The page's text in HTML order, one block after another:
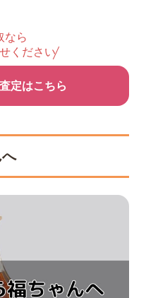
なら
ください
定はこちら